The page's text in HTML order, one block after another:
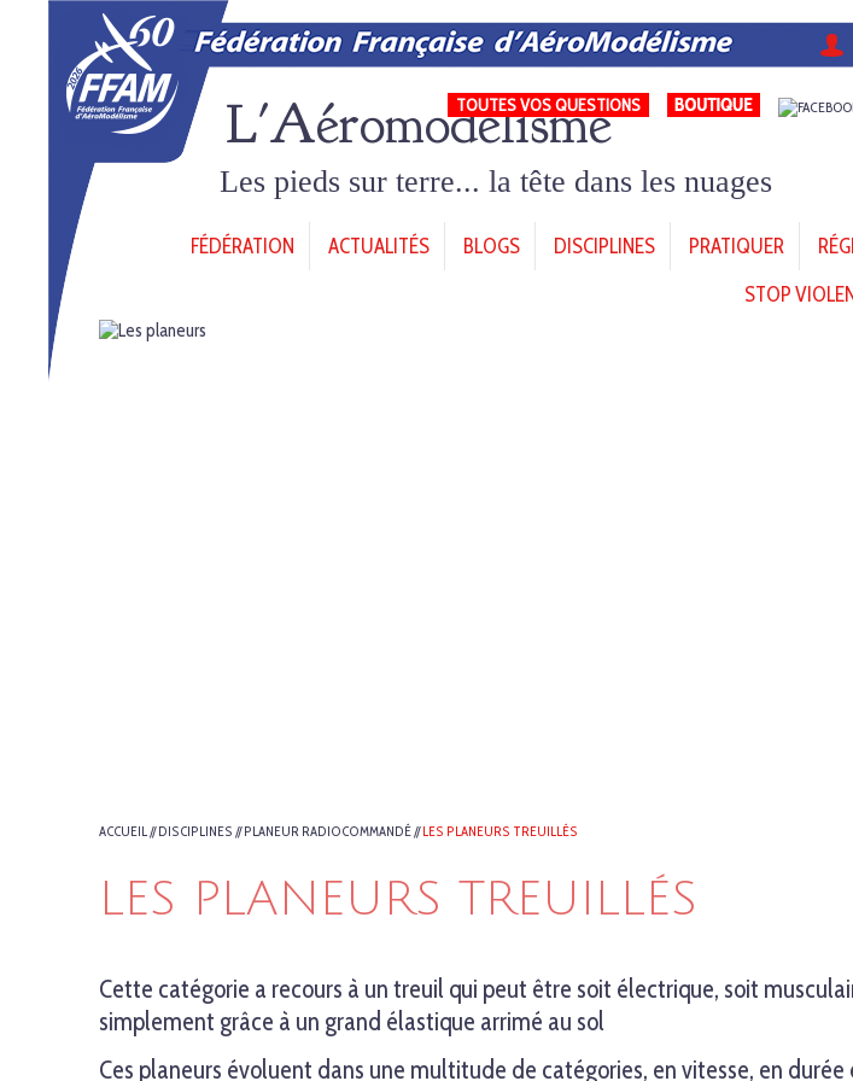
TOUTES VOS QUESTIONS
L'Aéromodélisme
Les pieds sur terre... la tête dans les nuages
FÉDÉRATION ACTUALITÉS BLOGS DISCIPLINES PRATIQUER
STOP
ACCUEIL//DISCIPLINES //PLANEUR RADIOCOMMANDÉ//LES PLANEURS TREUILLÉS
LES PLANEURS TREUILLÉS
Cette catégorie a recours à un treuil qui peut être soit électrique, soit
simplement grâce à un grand élastique arrimé au sol
Ces planeurs évoluent dans une multitude de catégories, en vitesse, en